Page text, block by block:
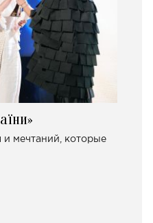
и мечтаний, которые